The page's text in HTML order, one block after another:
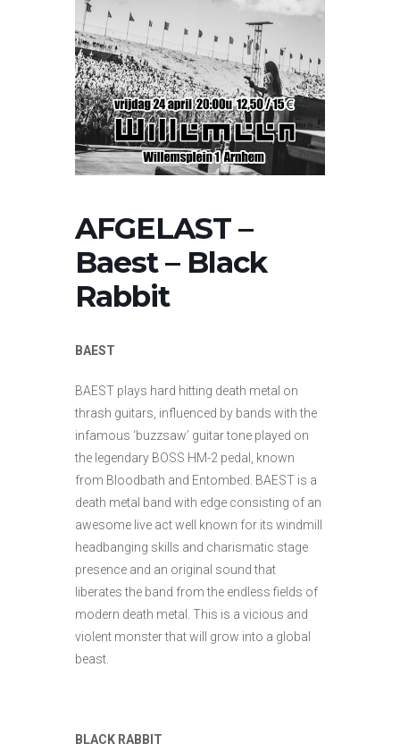
AFGELAST –
Baest – Black
Rabbit
BAEST
BAEST plays hard hitting death metal on
thrash guitars, influenced by bands with the
infamous ‘buzzsaw’ guitar tone played on
the legendary BOSS HM-2 pedal, known
from Bloodbath and Entombed. BAEST is a
death metal band with edge consisting of an
awesome live act well known for its windmill
headbanging skills and charismatic stage
presence and an original sound that
liberates the band from the endless fields of
modern death metal. This is a vicious and
violent monster that will grow into a global
beast.
BLACK RABBIT